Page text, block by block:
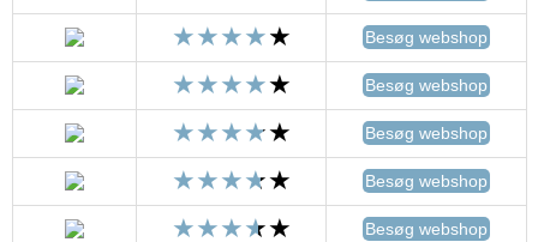
Besøg webshop
Besøg webshop
Besøg webshop
Besøg webshop
Besøg webshop